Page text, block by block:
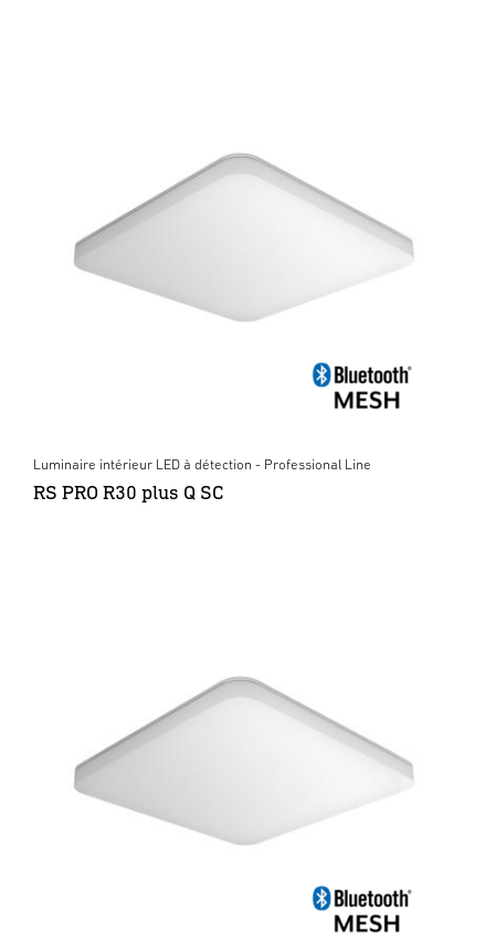
Luminaire intérieur LED à détection - Professional Line
RS PRO R30 plus Q SC